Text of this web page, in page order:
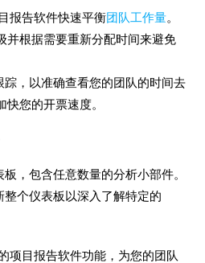
报告软件快速平衡团队工作量。
并根据需要重新分配时间来避免
，以准确查看您的团队的时间去
您的开票速度。
，包含任意数量的分析小部件。
个仪表板以深入了解特定的
项目报告软件功能，为您的团队